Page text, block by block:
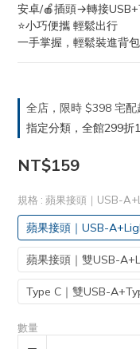
安卓/🍎插頭→轉接
⭐小巧便攜 輕鬆出行
一手掌握，輕鬆裝進背
全店，限時 $398 宅
指定分類，全館299折
NT$159
規格 : 蘋果接頭｜USB-
蘋果接頭｜USB-
蘋果接頭｜雙USB-
Type C｜雙USB-
數量